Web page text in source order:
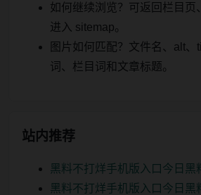
如何继续浏览？可返回栏目页
进入 sitemap。
图片如何匹配？文件名、alt
词、栏目词和文章标题。
站内推荐
黑料不打烊手机版入口今日黑
黑料不打烊手机版入口今日黑